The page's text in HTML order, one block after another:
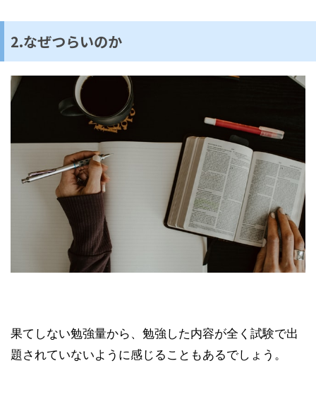
2.なぜつらいのか
果てしない勉強量から、勉強した内容が全く試験で出
題されていないように感じることもあるでしょう。